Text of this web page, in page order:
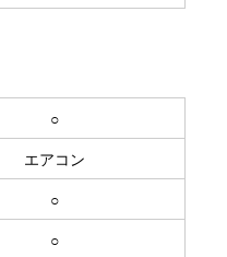
○
エアコン
○
○